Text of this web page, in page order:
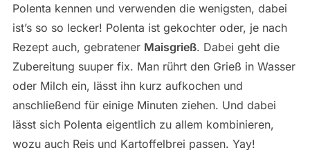
Polenta kennen und verwenden die wenigsten, dabei
ist’s so so lecker! Polenta ist gekochter oder, je nach
Rezept auch, gebratener Maisgrieß. Dabei geht die
Zubereitung suuper fix. Man rührt den Grieß in Wasser
oder Milch ein, lässt ihn kurz aufkochen und
anschließend für einige Minuten ziehen. Und dabei
lässt sich Polenta eigentlich zu allem kombinieren,
wozu auch Reis und Kartoffelbrei passen. Yay!